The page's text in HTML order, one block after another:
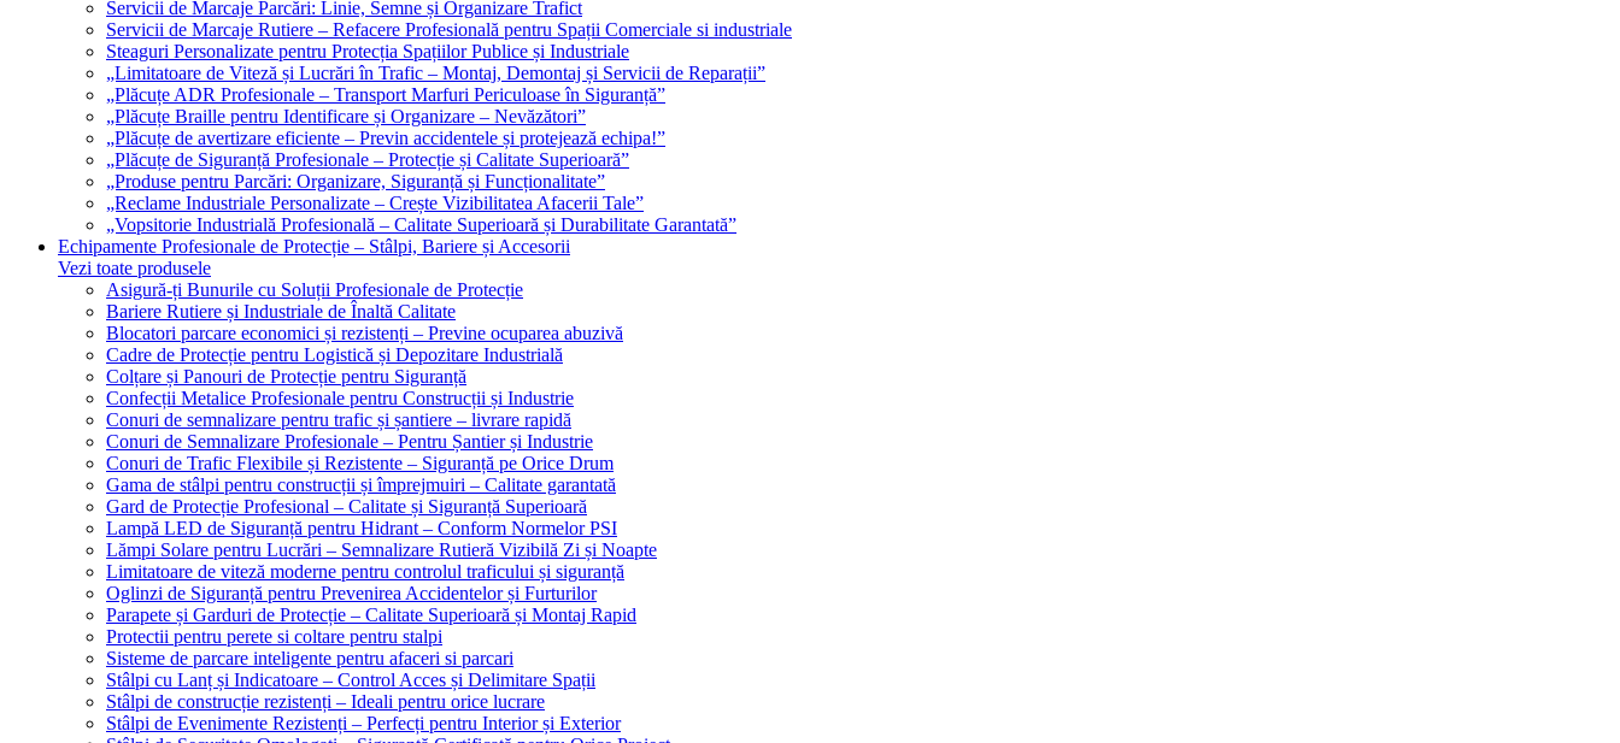
Servicii de Marcaje Parcări: Linie, Semne și Organizare Trafict
Servicii de Marcaje Rutiere – Refacere Profesională pentru Spații Comerciale si industriale
Steaguri Personalizate pentru Protecția Spațiilor Publice și Industriale
„Limitatoare de Viteză și Lucrări în Trafic – Montaj, Demontaj și Servicii de Reparații”
„Plăcuțe ADR Profesionale – Transport Marfuri Periculoase în Siguranță”
„Plăcuțe Braille pentru Identificare și Organizare – Nevăzători”
„Plăcuțe de avertizare eficiente – Previn accidentele și protejează echipa!”
„Plăcuțe de Siguranță Profesionale – Protecție și Calitate Superioară”
„Produse pentru Parcări: Organizare, Siguranță și Funcționalitate”
„Reclame Industriale Personalizate – Crește Vizibilitatea Afacerii Tale”
„Vopsitorie Industrială Profesională – Calitate Superioară și Durabilitate Garantată”
Echipamente Profesionale de Protecție – Stâlpi, Bariere și Accesorii
Vezi toate produsele
Asigură-ți Bunurile cu Soluții Profesionale de Protecție
Bariere Rutiere și Industriale de Înaltă Calitate
Blocatori parcare economici și rezistenți – Previne ocuparea abuzivă
Cadre de Protecție pentru Logistică și Depozitare Industrială
Colțare și Panouri de Protecție pentru Siguranță
Confecții Metalice Profesionale pentru Construcții și Industrie
Conuri de semnalizare pentru trafic și șantiere – livrare rapidă
Conuri de Semnalizare Profesionale – Pentru Șantier și Industrie
Conuri de Trafic Flexibile și Rezistente – Siguranță pe Orice Drum
Gama de stâlpi pentru construcții și împrejmuiri – Calitate garantată
Gard de Protecție Profesional – Calitate și Siguranță Superioară
Lampă LED de Siguranță pentru Hidrant – Conform Normelor PSI
Lămpi Solare pentru Lucrări – Semnalizare Rutieră Vizibilă Zi și Noapte
Limitatoare de viteză moderne pentru controlul traficului și siguranță
Oglinzi de Siguranță pentru Prevenirea Accidentelor și Furturilor
Parapete și Garduri de Protecție – Calitate Superioară și Montaj Rapid
Protectii pentru perete si coltare pentru stalpi
Sisteme de parcare inteligente pentru afaceri si parcari
Stâlpi cu Lanț și Indicatoare – Control Acces și Delimitare Spații
Stâlpi de construcție rezistenți – Ideali pentru orice lucrare
Stâlpi de Evenimente Rezistenți – Perfecți pentru Interior și Exterior